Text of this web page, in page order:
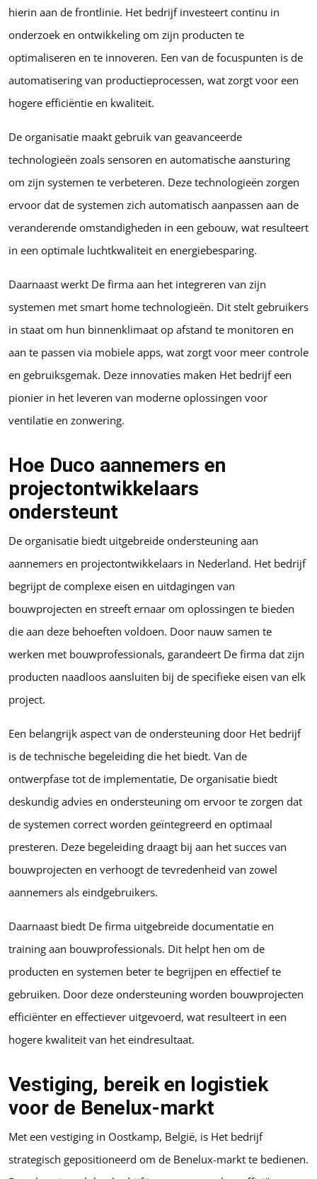
hierin aan de frontlinie. Het bedrijf investeert continu in
onderzoek en ontwikkeling om zijn producten te
optimaliseren en te innoveren. Een van de focuspunten is de
automatisering van productieprocessen, wat zorgt voor een
hogere efficiëntie en kwaliteit.
De organisatie maakt gebruik van geavanceerde
technologieën zoals sensoren en automatische aansturing
om zijn systemen te verbeteren. Deze technologieën zorgen
ervoor dat de systemen zich automatisch aanpassen aan de
veranderende omstandigheden in een gebouw, wat resulteert
in een optimale luchtkwaliteit en energiebesparing.
Daarnaast werkt De firma aan het integreren van zijn
systemen met smart home technologieën. Dit stelt gebruikers
in staat om hun binnenklimaat op afstand te monitoren en
aan te passen via mobiele apps, wat zorgt voor meer controle
en gebruiksgemak. Deze innovaties maken Het bedrijf een
pionier in het leveren van moderne oplossingen voor
ventilatie en zonwering.
Hoe Duco aannemers en
projectontwikkelaars
ondersteunt
De organisatie biedt uitgebreide ondersteuning aan
aannemers en projectontwikkelaars in Nederland. Het bedrijf
begrijpt de complexe eisen en uitdagingen van
bouwprojecten en streeft ernaar om oplossingen te bieden
die aan deze behoeften voldoen. Door nauw samen te
werken met bouwprofessionals, garandeert De firma dat zijn
producten naadloos aansluiten bij de specifieke eisen van elk
project.
Een belangrijk aspect van de ondersteuning door Het bedrijf
is de technische begeleiding die het biedt. Van de
ontwerpfase tot de implementatie, De organisatie biedt
deskundig advies en ondersteuning om ervoor te zorgen dat
de systemen correct worden geïntegreerd en optimaal
presteren. Deze begeleiding draagt bij aan het succes van
bouwprojecten en verhoogt de tevredenheid van zowel
aannemers als eindgebruikers.
Daarnaast biedt De firma uitgebreide documentatie en
training aan bouwprofessionals. Dit helpt hen om de
producten en systemen beter te begrijpen en effectief te
gebruiken. Door deze ondersteuning worden bouwprojecten
efficiënter en effectiever uitgevoerd, wat resulteert in een
hogere kwaliteit van het eindresultaat.
Vestiging, bereik en logistiek
voor de Benelux-markt
Met een vestiging in Oostkamp, België, is Het bedrijf
strategisch gepositioneerd om de Benelux-markt te bedienen.